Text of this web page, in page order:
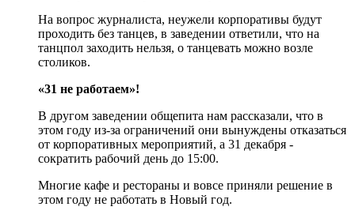
На вопрос журналиста, неужели корпоративы будут
проходить без танцев, в заведении ответили, что на
танцпол заходить нельзя, о танцевать можно возле
столиков.
«31 не работаем»!
В другом заведении общепита нам рассказали, что в
этом году из-за ограничений они вынуждены отказаться
от корпоративных мероприятий, а 31 декабря -
сократить рабочий день до 15:00.
Многие кафе и рестораны и вовсе приняли решение в
этом году не работать в Новый год.